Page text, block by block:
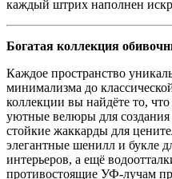
каждый штрих наполнен
Богатая коллекция
Каждое пространство
минимализма до
коллекции вы найдёте то,
уютные велюры для
стойкие жаккарды для
элегантные шенилл и букле
интерьеров, а ещё
противостоящие УФ-лучам